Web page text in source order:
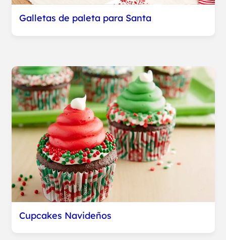
Galletas de paleta para Santa
Cupcakes Navideños